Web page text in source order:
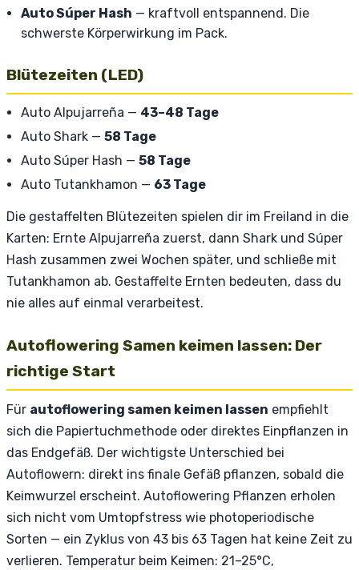
Auto Súper Hash — kraftvoll entspannend. Die
schwerste Körperwirkung im Pack.
Blütezeiten (LED)
Auto Alpujarreña — 43–48 Tage
Auto Shark — 58 Tage
Auto Súper Hash — 58 Tage
Auto Tutankhamon — 63 Tage
Die gestaffelten Blütezeiten spielen dir im Freiland in die
Karten: Ernte Alpujarreña zuerst, dann Shark und Súper
Hash zusammen zwei Wochen später, und schließe mit
Tutankhamon ab. Gestaffelte Ernten bedeuten, dass du
nie alles auf einmal verarbeitest.
Autoflowering Samen keimen lassen: Der
richtige Start
Für autoflowering samen keimen lassen empfiehlt
sich die Papiertuchmethode oder direktes Einpflanzen in
das Endgefäß. Der wichtigste Unterschied bei
Autoflowern: direkt ins finale Gefäß pflanzen, sobald die
Keimwurzel erscheint. Autoflowering Pflanzen erholen
sich nicht vom Umtopfstress wie photoperiodische
Sorten — ein Zyklus von 43 bis 63 Tagen hat keine Zeit zu
verlieren. Temperatur beim Keimen: 21–25°C,